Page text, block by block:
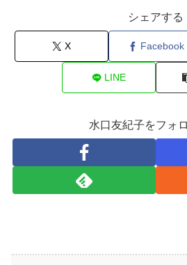
シェアする
X Facebook
LINE
水口友紀子をフォ